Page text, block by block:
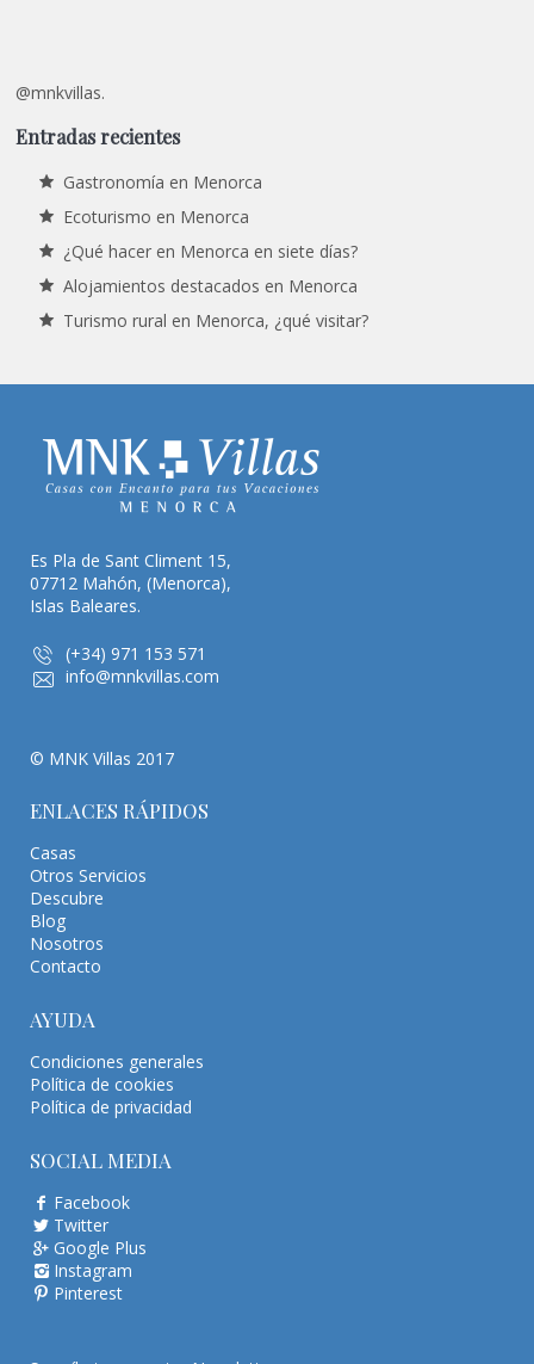
@mnkvillas.
Entradas recientes
Gastronomía en Menorca
Ecoturismo en Menorca
¿Qué hacer en Menorca en siete días?
Alojamientos destacados en Menorca
Turismo rural en Menorca, ¿qué visitar?
Es Pla de Sant Climent 15,
07712 Mahón, (Menorca),
Islas Baleares.
(+34) 971 153 571
info@mnkvillas.com
© MNK Villas 2017
ENLACES RÁPIDOS
Casas
Otros Servicios
Descubre
Blog
Nosotros
Contacto
AYUDA
Condiciones generales
Política de cookies
Política de privacidad
SOCIAL MEDIA
Facebook
Twitter
Google Plus
Instagram
Pinterest